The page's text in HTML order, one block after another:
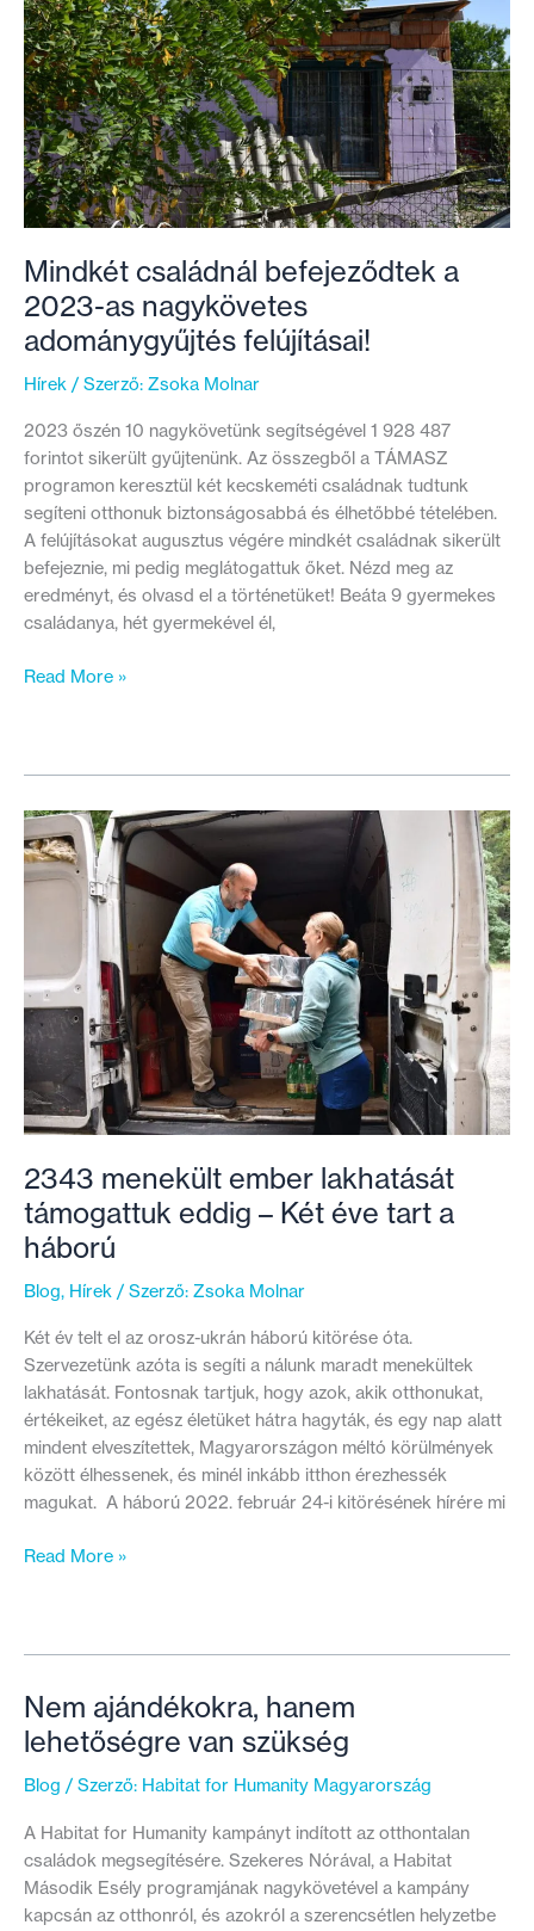
Mindkét családnál befejeződtek a
2023-as nagykövetes
adománygyűjtés felújításai!
Hírek / Szerző: Zsoka Molnar
2023 őszén 10 nagykövetünk segítségével 1 928 487
forintot sikerült gyűjtenünk. Az összegből a TÁMASZ
programon keresztül két kecskeméti családnak tudtunk
segíteni otthonuk biztonságosabbá és élhetőbbé tételében.
A felújításokat augusztus végére mindkét családnak sikerült
befejeznie, mi pedig meglátogattuk őket. Nézd meg az
eredményt, és olvasd el a történetüket! Beáta 9 gyermekes
családanya, hét gyermekével él,
Mindkét
as
nagykövetes
adománygyűjtés
felújításai!
Read More »
2343 menekült ember lakhatását
támogattuk eddig – Két éve tart a
háború
Blog, Hírek / Szerző: Zsoka Molnar
Két év telt el az orosz-ukrán háború kitörése óta.
Szervezetünk azóta is segíti a nálunk maradt menekültek
lakhatását. Fontosnak tartjuk, hogy azok, akik otthonukat,
értékeiket, az egész életüket hátra hagyták, és egy nap alatt
mindent elveszítettek, Magyarországon méltó körülmények
között élhessenek, és minél inkább itthon érezhessék
magukat. A háború 2022. február 24-i kitörésének hírére mi
2343
eddig
–
Két
éve
a
háború
Read More »
Nem ajándékokra, hanem
lehetőségre van szükség
Blog / Szerző: Habitat for Humanity Magyarország
A Habitat for Humanity kampányt indított az otthontalan
családok megsegítésére. Szekeres Nórával, a Habitat
Második Esély programjának nagykövetével a kampány
kapcsán az otthonról, és azokról a szerencsétlen helyzetbe